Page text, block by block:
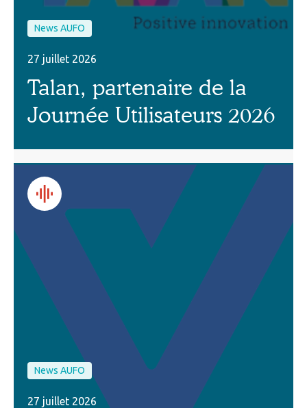
News AUFO
27 juillet 2026
Talan, partenaire de la
Journée Utilisateurs 2026
News AUFO
27 juillet 2026